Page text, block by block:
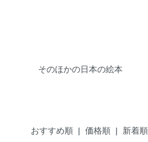
そのほかの日本の絵本
おすすめ順 | 価格順 | 新着順